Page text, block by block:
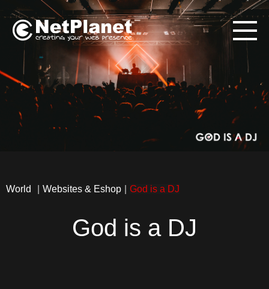
U P
World Websites & Eshop God is a DJ
God is a DJ